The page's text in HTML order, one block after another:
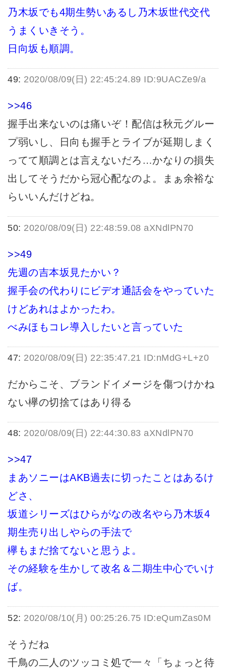
乃木坂でも4期生勢いあるし乃木坂世代交代
うまくいきそう。
日向坂も順調。
49: 2020/08/09(日) 22:45:24.89 ID:9UACZe9/a
>>46
握手出来ないのは痛いぞ！配信は秋元グルー
プ弱いし、日向も握手とライブが延期しまく
ってて順調とは言えないだろ…かなりの損失
出してそうだから冠心配なのよ。まぁ余裕な
らいいんだけどね。
50: 2020/08/09(日) 22:48:59.08 aXNdlPN70
>>49
先週の吉本坂見たかい？
握手会の代わりにビデオ通話会をやっていた
けどあれはよかったわ。
べみほもコレ導入したいと言っていた
47: 2020/08/09(日) 22:35:47.21 ID:nMdG+L+z0
だからこそ、ブランドイメージを傷つけかね
ない欅の切捨てはあり得る
48: 2020/08/09(日) 22:44:30.83 aXNdlPN70
>>47
まあソニーはAKB過去に切ったことはあるけ
どさ、
坂道シリーズはひらがなの改名やら乃木坂4
期生売り出しやらの手法で
欅もまだ捨てないと思うよ。
その経験を生かして改名＆二期生中心でいけ
ば。
52: 2020/08/10(月) 00:25:26.75 ID:eQumZas0M
そうだね
千鳥の二人のツッコミ処で一々「ちょっと待